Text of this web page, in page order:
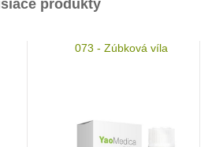
produkty
073 - Zúbková víla